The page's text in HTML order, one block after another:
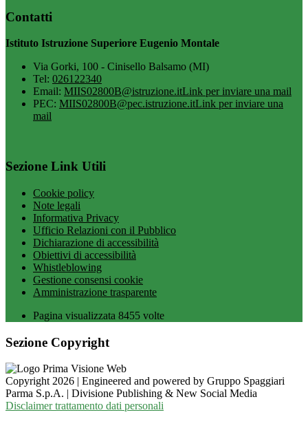
Contatti
Istituto Istruzione Superiore Eugenio Montale
Via Gorki, 100 - Cinisello Balsamo (MI)
Tel: 026122340
Email: MIIS02800B@istruzione.itLink per inviare una mail
PEC: MIIS02800B@pec.istruzione.itLink per inviare una
mail
Sezione Link Utili
Cookie policy
Note legali
Informativa Privacy
Ufficio Relazioni con il Pubblico
Dichiarazione di accessibilità
Obiettivi di accessibilità
Whistleblowing
Gestione consensi cookie
Amministrazione trasparente
Pagina visualizzata 8455 volte
Sezione Copyright
Copyright 2026 | Engineered and powered by Gruppo Spaggiari
Parma S.p.A. | Divisione Publishing & New Social Media
Disclaimer trattamento dati personali